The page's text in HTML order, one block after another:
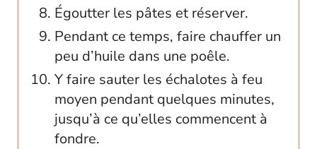
Égoutter les pâtes et réserver.
Pendant ce temps, faire chauffer un
peu d’huile dans une poêle.
Y faire sauter les échalotes à feu
moyen pendant quelques minutes,
jusqu’à ce qu’elles commencent à
fondre.